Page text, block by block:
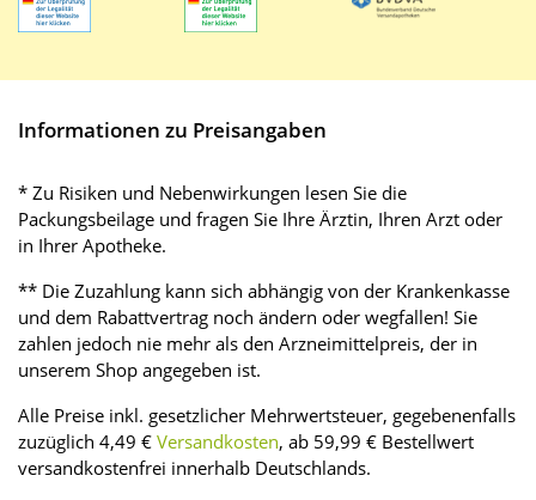
Informationen zu Preisangaben
* Zu Risiken und Nebenwirkungen lesen Sie die
Packungsbeilage und fragen Sie Ihre Ärztin, Ihren Arzt oder
in Ihrer Apotheke.
** Die Zuzahlung kann sich abhängig von der Krankenkasse
und dem Rabattvertrag noch ändern oder wegfallen! Sie
zahlen jedoch nie mehr als den Arzneimittelpreis, der in
unserem Shop angegeben ist.
Alle Preise inkl. gesetzlicher Mehrwertsteuer, gegebenenfalls
zuzüglich 4,49 € Versandkosten, ab 59,99 € Bestellwert
versandkostenfrei innerhalb Deutschlands.